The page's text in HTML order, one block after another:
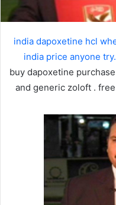
india dapoxetine hcl
india price anyone
buy dapoxetine
and generic zoloft .